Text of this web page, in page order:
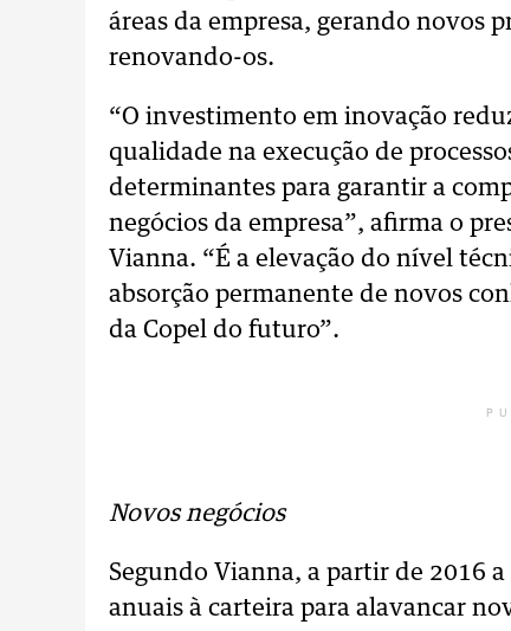
áreas da empresa, gerando novos
renovando-os.
“O investimento em inovação
qualidade na execução de
determinantes para garantir a
negócios da empresa”, afirma o
Vianna. “É a elevação do nível
absorção permanente de novos
da Copel do futuro”.
Novos negócios
Segundo Vianna, a partir de 2016
anuais à carteira para alavancar